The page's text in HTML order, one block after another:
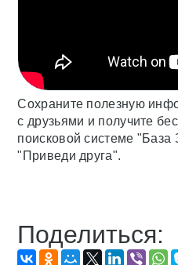
Сохраните полезную
с друзьями и получите
поисковой системе "База
"Приведи друга".
Поделиться: